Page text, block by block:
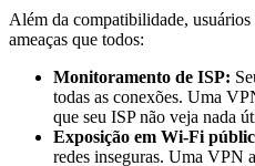
Além da compatibilidade, usuários
ameaças que todos:
Monitoramento de ISP:
todas as conexões. Uma
que seu ISP não veja nada
Exposição em Wi-Fi
redes inseguras. Uma VPN